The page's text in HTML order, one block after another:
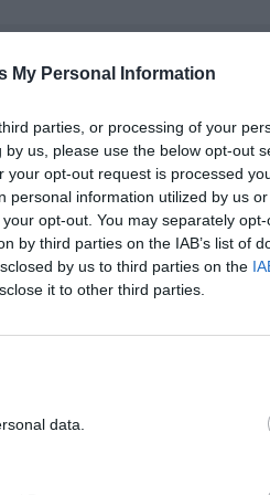
My Personal Information
parties, or processing of your
us, please use the below opt-out
opt-out request is processed
personal information utilized by us
opt-out. You may separately
by third parties on the IAB’s list of
by us to third parties on the
it to other third parties.
data.
Play
w Google